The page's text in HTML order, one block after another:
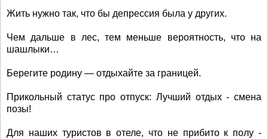
Жить нужно так, что бы депрессия была у других.
Чем дальше в лес, тем меньше вероятность, что на
шашлыки…
Берегите родину — отдыхайте за границей.
Прикольный статус про отпуск: Лучший отдых - смена
позы!
Для наших туристов в отеле, что не прибито к полу -